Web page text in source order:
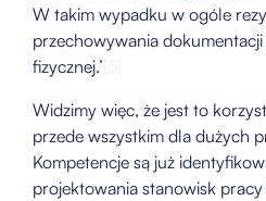
W takim wypadku w ogóle
przechowywania
fizycznej.’
Widzimy więc, że jest to
przede wszystkim dla dużych
Kompetencje są już
projektowania stanowisk